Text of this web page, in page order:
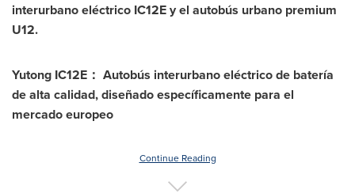
interurbano eléctrico IC12E y el autobús urbano premium
U12.
Yutong IC12E ： Autobús interurbano eléctrico de batería
de alta calidad, diseñado específicamente para el
mercado europeo
Continue Reading